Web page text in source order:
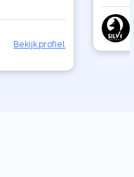
Bekijk profiel